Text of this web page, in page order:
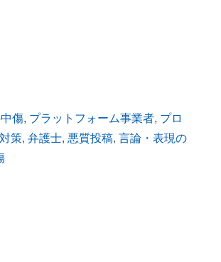
傷, プラットフォーム事業者, プロ
対策, 弁護士, 悪質投稿, 言論・表現の